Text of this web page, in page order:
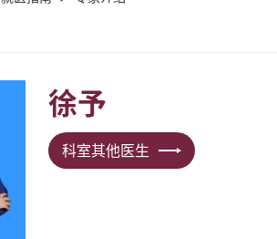
徐予
科室其他医生